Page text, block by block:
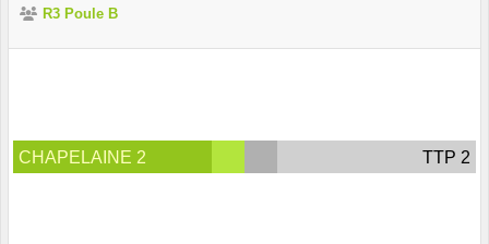
R3 Poule B
CHAPELAINE 2 TTP 2